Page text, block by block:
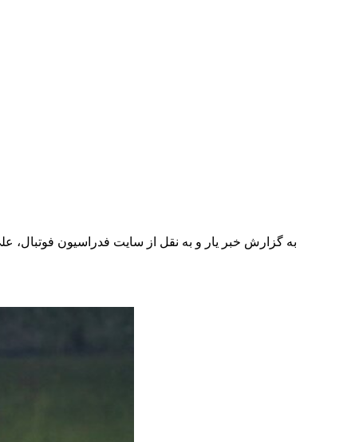
به گزارش خبر یار و به نقل از سایت فدراسیون